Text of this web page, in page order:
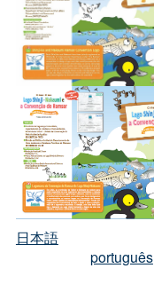
日本語
português